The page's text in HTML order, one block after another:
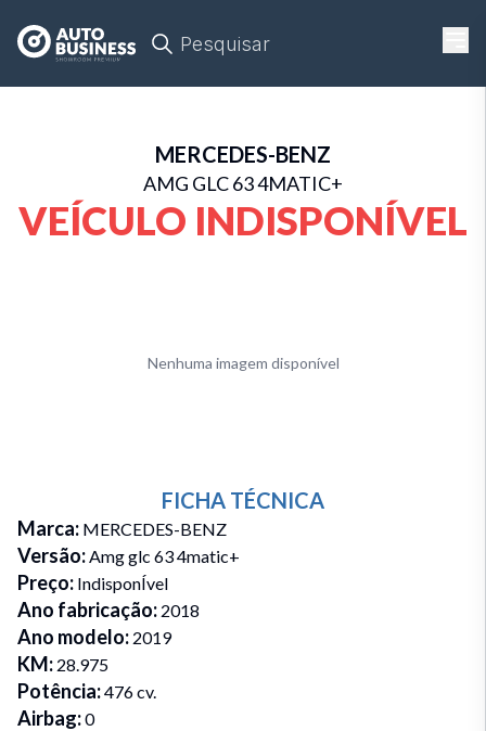
Pesquisar
MERCEDES-BENZ
AMG GLC 63 4MATIC+
VEÍCULO INDISPONÍVEL
Nenhuma imagem disponível
FICHA TÉCNICA
Marca: MERCEDES-BENZ
Versão:Amg glc 63 4matic+
Preço: IndisponÍvel
Ano fabricação: 2018
Ano modelo: 2019
KM: 28.975
Potência:476 cv.
Airbag:0